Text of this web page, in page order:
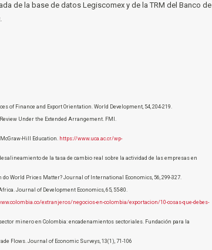
de la base de datos Legiscomex y de la TRM del Banco de
of Finance and Export Orientation. World Development, 54, 204-219.
Under the Extended Arrangement. FMI.
McGraw-Hill Education. https://www.uca.ac.cr/wp-
de la tasa de cambio real sobre la actividad de las empresas en
World Prices Matter? Journal of International Economics, 56, 299-327.
Journal of Development Economics, 65, 55-80.
extranjeros/negocios-en-colombia/exportacion/10-cosas-que-debes-
minero en Colombia: encadenamientos sectoriales. Fundación para la
Flows. Journal of Economic Surveys, 13(1), 71-106